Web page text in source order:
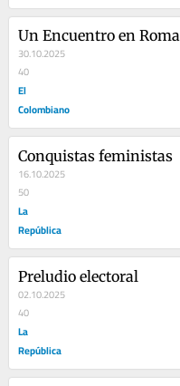
Un Encuentro en Roma
30.10.2025
40
El
Colombiano
Conquistas feministas
16.10.2025
50
La
República
Preludio electoral
02.10.2025
40
La
República